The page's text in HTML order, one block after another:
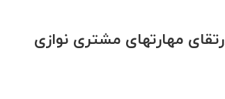
مهارتهای مشتری نوازی